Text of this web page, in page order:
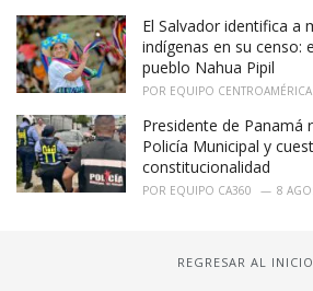
El Salvador identifica a
indígenas en su censo:
pueblo Nahua Pipil
POR EQUIPO
Presidente de Panamá
Policía Municipal y
constitucionalidad
POR EQUIPO CA360 8
REGRESAR AL INICIO